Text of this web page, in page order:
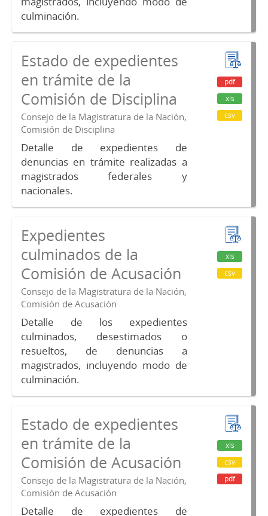
culminación.
Estado de expedientes
en trámite de la
Comisión de Disciplina
Consejo de la Magistratura de la Nación,
Comisión de Disciplina
Detalle de expedientes de
denuncias en trámite realizadas a
magistrados federales y
nacionales.
pdf
xls
csv
Expedientes
culminados de la
Comisión de Acusación
Consejo de la Magistratura de la Nación,
Comisión de Acusación
Detalle de los expedientes
culminados, desestimados o
resueltos, de denuncias a
magistrados, incluyendo modo de
culminación.
xls
csv
Estado de expedientes
en trámite de la
Comisión de Acusación
Consejo de la Magistratura de la Nación,
Comisión de Acusación
Detalle de expedientes de
xls
csv
pdf